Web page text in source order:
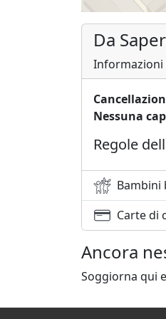
Da
Nessuna
Regole
Bambini
Carte di
Ancora
Soggiorna qui